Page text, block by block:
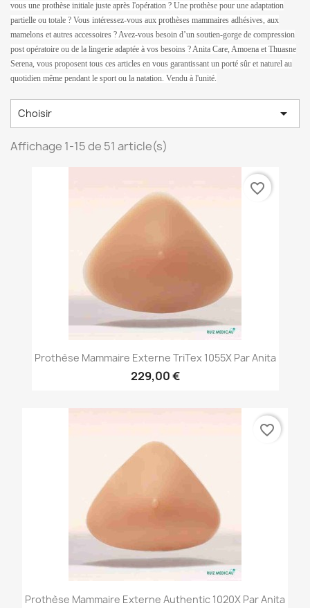
vous une prothèse initiale juste après l'opération ? Une prothèse pour une adaptation
partielle ou totale ? Vous intéressez-vous aux prothèses mammaires adhésives, aux
mamelons et autres accessoires ? Avez-vous besoin d’un soutien-gorge de compression
post opératoire ou de la lingerie adaptée à vos besoins ? Anita Care, Amoena et Thuasne
Serena, vous proposent tous ces articles en vous garantissant un porté sûr et naturel au
quotidien même pendant le sport ou la natation. Vendu à l'unité.
Choisir 
Affichage 1-15 de 51 article(s)
Prothèse Mammaire Externe TriTex 1055X Par Anita
229,00 €
favorite_border
Prothèse Mammaire Externe Authentic 1020X Par Anita
favorite_border